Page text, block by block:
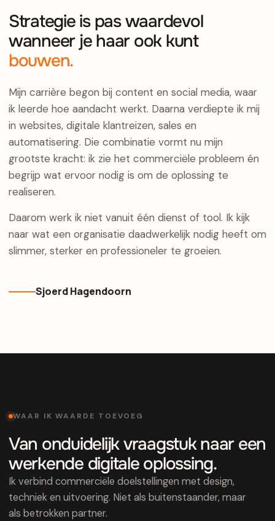
Strategie is pas waardevol
wanneer je haar ook kunt
bouwen.
Mijn carrière begon bij content en social media, waar
ik leerde hoe aandacht werkt. Daarna verdiepte ik mij
in websites, digitale klantreizen, sales en
automatisering. Die combinatie vormt nu mijn
grootste kracht: ik zie het commerciële probleem én
begrijp wat ervoor nodig is om de oplossing te
realiseren.
Daarom werk ik niet vanuit één dienst of tool. Ik kijk
naar wat een organisatie daadwerkelijk nodig heeft om
slimmer, sterker en professioneler te groeien.
Sjoerd Hagendoorn
WAAR IK WAARDE TOEVOEG
Van onduidelijk vraagstuk naar een
werkende digitale oplossing.
Ik verbind commerciële doelstellingen met design,
techniek en uitvoering. Niet als buitenstaander, maar
als betrokken partner.